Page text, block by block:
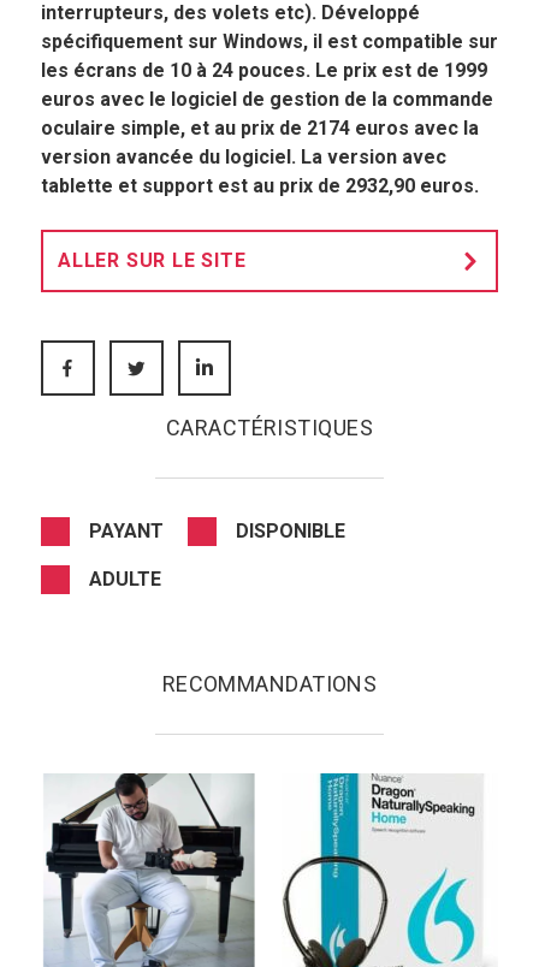
interrupteurs, des volets etc). Développé
spécifiquement sur Windows, il est compatible sur
les écrans de 10 à 24 pouces. Le prix est de 1999
euros avec le logiciel de gestion de la commande
oculaire simple, et au prix de 2174 euros avec la
version avancée du logiciel. La version avec
tablette et support est au prix de 2932,90 euros.
ALLER SUR LE SITE
FACEBOOKTWITTER
CARACTÉRISTIQUES
PAYANT DISPONIBLE
ADULTE
RECOMMANDATIONS